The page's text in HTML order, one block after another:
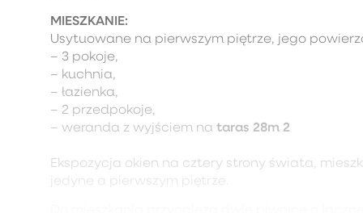
MIESZKANIE:
Usytuowane na pierwszym piętrze, jego
– 3 pokoje,
– kuchnia,
– łazienka,
– 2 przedpokoje,
– weranda z wyjściem na taras 28m 2
Ekspozycja okien na cztery strony świata,
jedyne a pierwszym piętrze.